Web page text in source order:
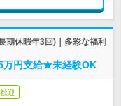
期休暇年3回)｜多彩な福利
万円支給★未経験OK
迎